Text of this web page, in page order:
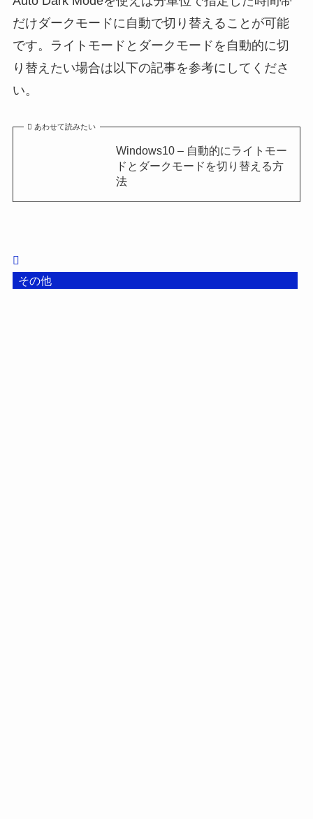
だけダークモードに自動で切り替えることが可能
です。ライトモードとダークモードを自動的に切
り替えたい場合は以下の記事を参考にしてくださ
い。
あわせて読みたい
Windows10 – 自動的にライトモー
ドとダークモードを切り替える方
法
その他